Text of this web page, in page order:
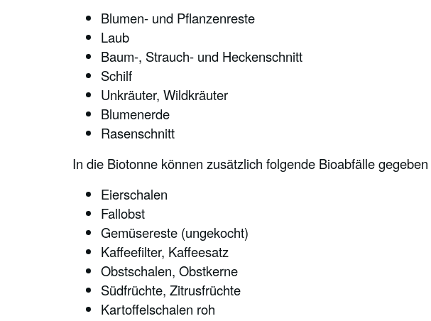
Blumen- und Pflanzenreste
Laub
Baum-, Strauch- und Heckenschnitt
Schilf
Unkräuter, Wildkräuter
Blumenerde
Rasenschnitt
In die Biotonne können zusätzlich folgende Bioabfälle
Eierschalen
Fallobst
Gemüsereste (ungekocht)
Kaffeefilter, Kaffeesatz
Obstschalen, Obstkerne
Südfrüchte, Zitrusfrüchte
Kartoffelschalen roh